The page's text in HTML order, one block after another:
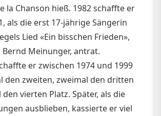
la Chanson hieß. 1982 schaffte er
als die erst 17-jährige Sängerin
Lied «Ein bisschen Frieden»,
Meinunger, antrat.
er zwischen 1974 und 1999
den zweiten, zweimal den dritten
vierten Platz. Später, als die
ausblieben, kassierte er viel